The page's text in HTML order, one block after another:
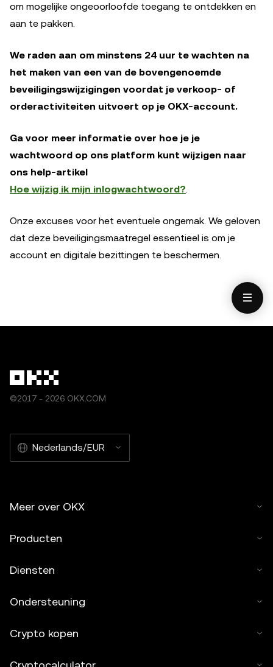
om mogelijke ongeoorloofde toegang te ontdekken en
aan te pakken.
We raden aan om minstens 24 uur te wachten na
het maken van een van de bovengenoemde
beveiligingswijzigingen voordat je verkoop- of
orderactiviteiten uitvoert op je OKX-account.
Ga voor meer informatie over hoe je je
wachtwoord op ons platform kunt wijzigen naar
ons help-artikel
Hoe wijzig ik mijn inlogwachtwoord?.
Onze excuses voor het eventuele ongemak. We geloven
dat deze beveiligingsmaatregel essentieel is om je
account en digitale bezittingen te beschermen.
©2017 - 2026 OKX.COM
Nederlands/EUR
Meer over OKX
Producten
Diensten
Ondersteuning
Crypto kopen